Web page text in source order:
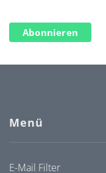
Abonnieren
Menü
E-Mail Filter